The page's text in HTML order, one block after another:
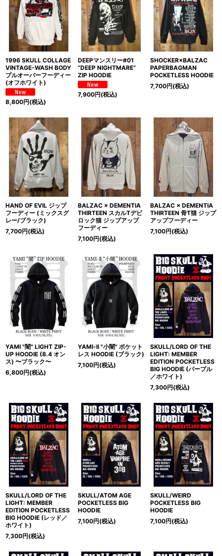
1996 SKULL COLLAGE
VINTAGE-WASH BODY
プルオーバーフーディー
(オフホワイト)
8,800円(税込)
DEEPマンスリー#01
“DEEP NIGHTMARE”
ZIP HOODIE
7,900円(税込)
SHOCKER×BALZAC
PAPERBAGMAN
POCKETLESS HOODIE
7,700円(税込)
HAND OF EVIL ジップ
フーディー (ミックスグ
レー/ブラック)
7,700円(税込)
BALZAC × DEMENTIA
THIRTEEN スカルTデビ
ロック猫 ジップアップ
フーディー
7,100円(税込)
BALZAC × DEMENTIA
THIRTEEN 骨T猫 ジップ
アップフーディー
7,100円(税込)
YAMI "闇" LIGHT ZIP-
UP HOODIE (8.4 オン
ス) 〜ブラック〜
6,800円(税込)
YAMI-ll "小闇" ポケット
レス HOODIE (ブラック)
7,100円(税込)
SKULL/LORD OF THE
LIGHT: MEMBER
EDITION POCKETLESS
BIG HOODIE (パープル
／ホワイト)
7,300円(税込)
SKULL/LORD OF THE
LIGHT: MEMBER
EDITION POCKETLESS
BIG HOODIE (レッド／
ホワイト)
7,300円(税込)
SKULL/ATOM AGE
POCKETLESS BIG
HOODIE
7,100円(税込)
SKULL/WEIRD
POCKETLESS BIG
HOODIE
7,100円(税込)